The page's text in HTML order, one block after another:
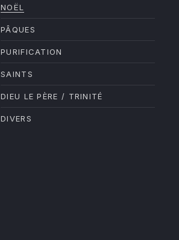
NOËL
PÂQUES
PURIFICATION
SAINTS
DIEU LE PÈRE / TRINITÉ
DIVERS